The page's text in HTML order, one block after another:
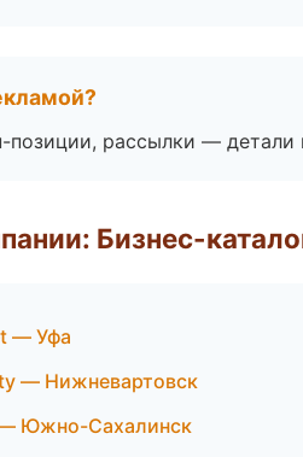
позиции, рассылки — детали
Бизнес-
— Уфа
— Нижневартовск
— Южно-Сахалинск